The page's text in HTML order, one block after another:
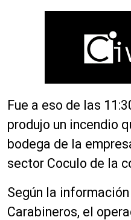
Fue a eso de las
produjo un incendio
bodega de la
sector Coculo de la
Según la
Carabineros, el